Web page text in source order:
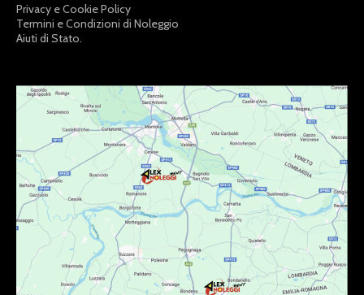
Privacy e Cookie Policy
Termini e Condizioni di Noleggio
Aiuti di Stato.